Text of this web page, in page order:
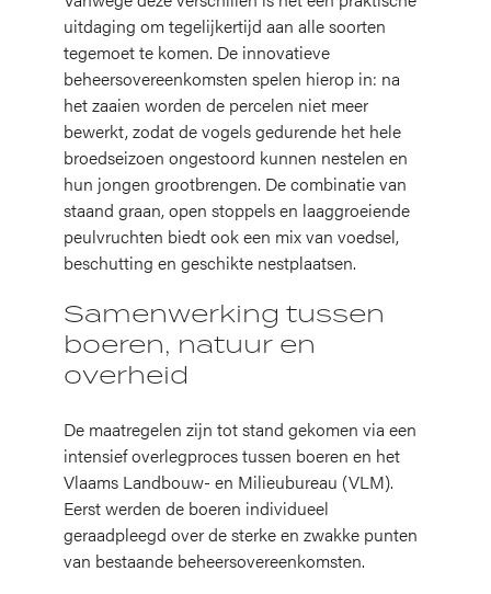
uitdaging om tegelijkertijd aan alle soorten
tegemoet te komen. De innovatieve
beheersovereenkomsten spelen hierop in: na
het zaaien worden de percelen niet meer
bewerkt, zodat de vogels gedurende het hele
broedseizoen ongestoord kunnen nestelen en
hun jongen grootbrengen. De combinatie van
staand graan, open stoppels en laaggroeiende
peulvruchten biedt ook een mix van voedsel,
beschutting en geschikte nestplaatsen.
Samenwerking tussen
boeren, natuur en
overheid
De maatregelen zijn tot stand gekomen via een
intensief overlegproces tussen boeren en het
Vlaams Landbouw- en Milieubureau (VLM).
Eerst werden de boeren individueel
geraadpleegd over de sterke en zwakke punten
van bestaande beheersovereenkomsten.